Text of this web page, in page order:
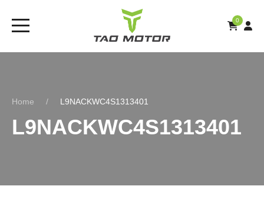
0
Home L9NACKWC4S1313401
L9NACKWC4S1313401